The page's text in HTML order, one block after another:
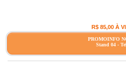
R$ 85,00 À
PROMOINFO
Stand 04 -